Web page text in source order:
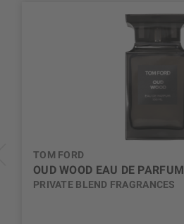
TOM FORD
OUD WOOD EAU DE PARFUM
PRIVATE BLEND FRAGRANCES